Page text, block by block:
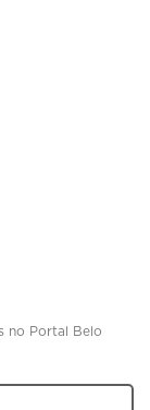
no Portal Belo